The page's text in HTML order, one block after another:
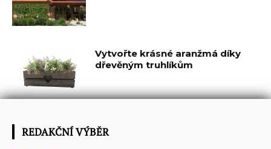
Vytvořte krásné aranžmá díky
dřevěným truhlíkům
REDAKČNÍ VÝBĚR